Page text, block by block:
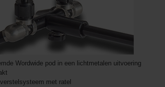
Wordwide pod in een lichtmetalen uitvoering
met ratel